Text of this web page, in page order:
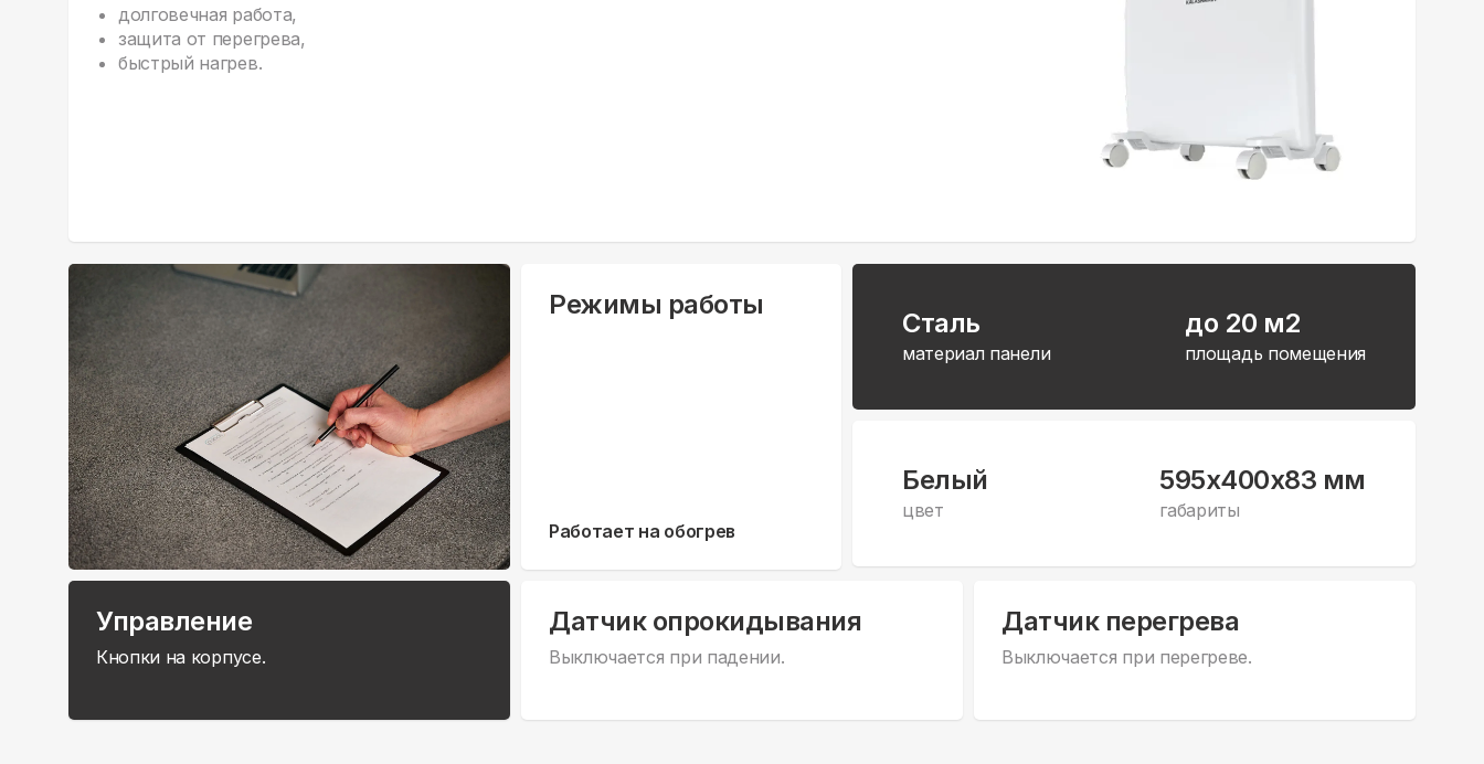
долговечная работа,
защита от перегрева,
быстрый нагрев.
Режимы работы
Работает на обогрев
Сталь
материал панели
до 20 м2
площадь помещения
Белый
цвет
595x400x83 мм
габариты
Управление
Кнопки на корпусе.
Датчик опрокидывания
Выключается при падении.
Датчик перегрева
Выключается при перегреве.